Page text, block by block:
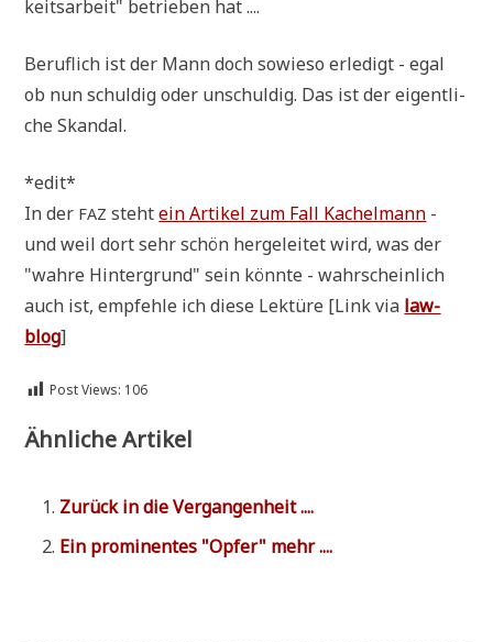
keits­ar­beit" betrie­ben hat ....
Beruf­lich ist der Mann doch sowie­so erle­digt - egal
ob nun schul­dig oder unschul­dig. Das ist der eigent­li­
che Skandal.
*edit*
In der FAZ stehtein Arti­kel zum Fall Kachelm­ann -
und weil dort sehr schön her­ge­lei­tet wird, was der
"wah­re Hin­ter­grund" sein könn­te - wahr­schein­lich
auch ist, emp­feh­le ich die­se Lek­tü­re [Link via law­
blog]
Post Views: 106
Ähnliche Artikel
Zurück in die Vergangenheit ....
Ein pro­mi­nen­tes "Opfer" mehr ....